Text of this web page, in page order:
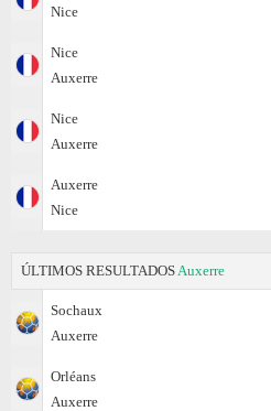
Nice
Nice
Auxerre
Nice
Auxerre
Auxerre
Nice
ÚLTIMOS RESULTADOS Auxerre
Sochaux
Auxerre
Orléans
Auxerre